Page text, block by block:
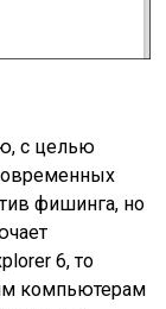
с целью
фишинга, но
6, то
компьютерам